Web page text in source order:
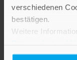
verschiedenen
bestätigen.
Weitere